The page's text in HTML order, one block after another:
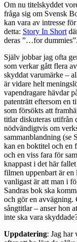
Om nu titelskyddet
fråga sig om Svensk
kan vara av intresse
detta: Story In Short
deras ”…for dummies”.
Själv jobbar jag ofta
som verkar gått flera
skyddat varumärke –
är vidare helt
vapendragare hävdar
patenträtt eftersom en
som försökts att
titlar diskuteras utifrån
nödvändigtvis om
sammanblandning
kan en boktitel och en
och en viss fara för
knappast i det här
filmen uppenbart är
vanligast är att man i
Sandras bok ska
och gör en
sångtitlar – anser hon
inte ska vara
Uppdatering: Jag har